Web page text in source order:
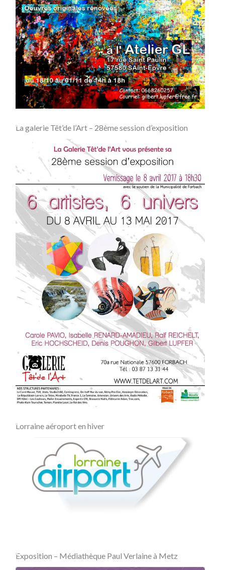
La galerie Têt’de l’Art – 28ème session d’exposition
Lorraine aéroport en hiver
Exposition – Médiathèque Paul Verlaine à Metz